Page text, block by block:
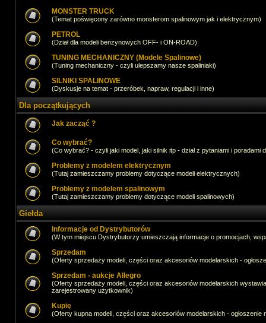
MONSTER TRUCK
(Temat poświęcony zarówno monsterom spalinowym jak i elektrycznym)
PETROL
(Dział dla modeli benzynowych OFF- i ON-ROAD)
TUNING MECHANICZNY (Modele Spalinowe)
(Tuning mechaniczny - czyli ulepszamy nasze spaliniaki)
SILNIKI SPALINOWE
(Dyskusje na temat - przeróbek, napraw, regulacji i inne)
Dla początkujących
Jak zacząć ?
Co wybrać?
(Co wybrać? - czyli jaki model, jaki silnik itp - dział z pytaniami i poradami
Problemy z modelem elektrycznym
(Tutaj zamieszczamy problemy dotyczące modeli elektrycznych)
Problemy z modelem spalinowym
(Tutaj zamieszczamy problemy dotyczące modeli spalinowych)
Giełda
Informacje od Dystrybutorów
(W tym miejscu Dystrybutorzy umieszczają informacje o promocjach,
Sprzedam
(Oferty sprzedaży modeli, części oraz akcesoriów modelarskich -
Sprzedam - aukcje Allegro
(Oferty sprzedaży modeli, części oraz akcesoriów modelarskich
zarejestrowany użytkownik)
Kupię
(Oferty kupna modeli, części oraz akcesoriów modelarskich -